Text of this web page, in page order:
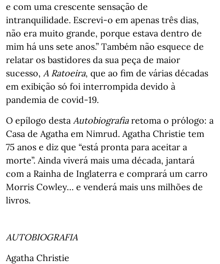
e com uma crescente sensação de
intranquilidade. Escrevi-o em apenas três dias,
não era muito grande, porque estava dentro de
mim há uns sete anos.” Também não esquece de
relatar os bastidores da sua peça de maior
sucesso, A Ratoeira, que ao fim de várias décadas
em exibição só foi interrompida devido à
pandemia de covid-19.
O epílogo desta Autobiografiaretoma o prólogo: a
Casa de Agatha em Nimrud. Agatha Christie tem
75 anos e diz que “está pronta para aceitar a
morte”. Ainda viverá mais uma década, jantará
com a Rainha de Inglaterra e comprará um carro
Morris Cowley… e venderá mais uns milhões de
livros.
AUTOBIOGRAFIA
Agatha Christie